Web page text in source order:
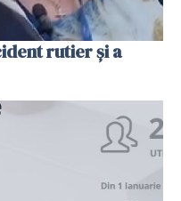
rutier și a